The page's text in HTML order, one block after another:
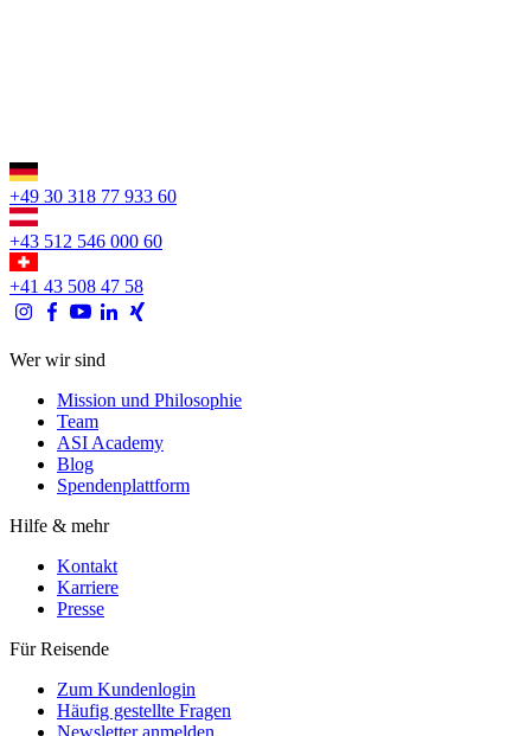
+49 30 318 77 933 60
+43 512 546 000 60
+41 43 508 47 58
Wer wir sind
Mission und Philosophie
Team
ASI Academy
Blog
Spendenplattform
Hilfe & mehr
Kontakt
Karriere
Presse
Für Reisende
Zum Kundenlogin
Häufig gestellte Fragen